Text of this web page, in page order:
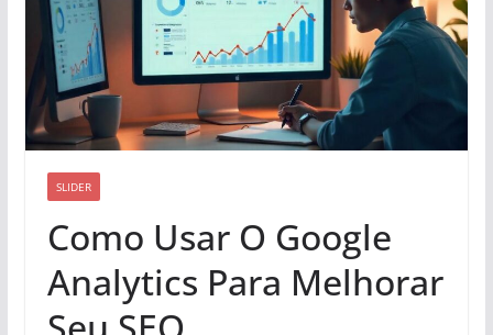
SLIDER
Como Usar O Google
Analytics Para Melhorar